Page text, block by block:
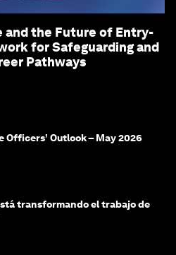
the Future of Entry-
for Safeguarding and
Pathways
Officers’ Outlook – May 2026
transformando el trabajo de